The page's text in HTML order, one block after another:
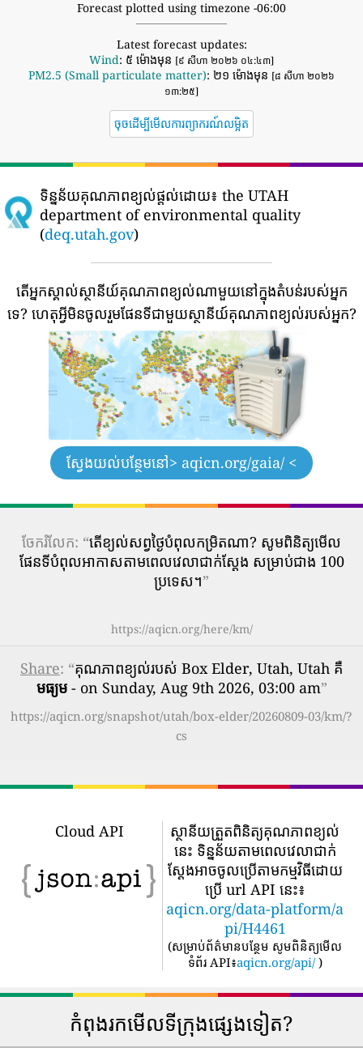
Forecast plotted using timezone -06:00
Latest forecast updates:
Wind: ៥ ម៉ោងមុន [៩ សីហា ២០២៦ ០៤:៤៣]
PM2.5 (Small particulate matter): ២១ ម៉ោងមុន [៨ សីហា ២០២៦
១៣:២៥]
ចុចដើម្បីមើលការព្យាករណ៍លម្អិត
ទិន្នន័យគុណភាពខ្យល់ផ្តល់ដោយ៖ the UTAH
department of environmental quality
(deq.utah.gov)
តើអ្នកស្គាល់ស្ថានីយ៍គុណភាពខ្យល់ណាមួយនៅក្នុងតំបន់របស់អ្នក
ទេ? ហេតុអ្វីមិនចូលរួមផែនទីជាមួយស្ថានីយ៍គុណភាពខ្យល់របស់អ្នក?
ស្វែងយល់បន្ថែមនៅ> aqicn.org/gaia/ <
ចែករំលែក: “តើ​ខ្យល់​សព្វថ្ងៃ​បំពុល​កម្រិត​ណា? សូមពិនិត្យមើល
ផែនទីបំពុលអាកាសតាមពេលវេលាជាក់ស្តែង សម្រាប់ជាង 100
ប្រទេស។”
https://aqicn.org/here/km/
Share: “គុណភាពខ្យល់របស់ Box Elder, Utah, Utah គឺ
មធ្យម- on Sunday, Aug 9th 2026, 03:00 am”
https://aqicn.org/snapshot/utah/box-elder/20260809-03/km/?
cs
Cloud API
ស្ថានីយត្រួតពិនិត្យគុណភាពខ្យល់
នេះ ទិន្នន័យតាមពេលវេលាជាក់
ស្តែងអាចចូលប្រើតាមកម្មវិធីដោយ
ប្រើ url API នេះ៖
aqicn.org/data-platform/a
pi/H4461
(សម្រាប់ព័ត៌មានបន្ថែម សូមពិនិត្យមើល
ទំព័រ API៖aqicn.org/api/ )
កំពុងរកមើលទីក្រុងផ្សេងទៀត?